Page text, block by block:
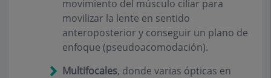
movimiento del músculo ciliar para
movilizar la lente en sentido
anteroposterior y conseguir un plano de
enfoque (pseudoacomodación).
Multifocales, donde varias ópticas en